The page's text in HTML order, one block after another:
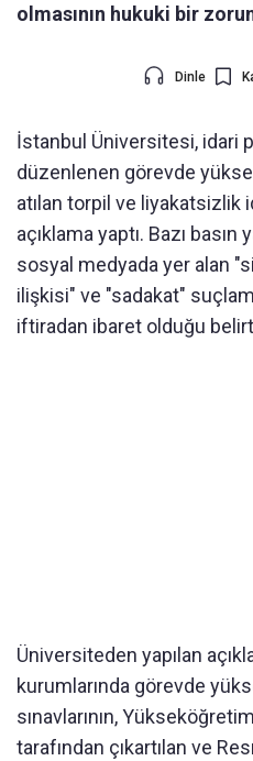
olmasının hukuki bir
Dinle
İstanbul Üniversitesi, idari
düzenlenen görevde
atılan torpil ve liyakatsizlik
açıklama yaptı. Bazı basın
sosyal medyada yer alan
ilişkisi" ve "sadakat"
iftiradan ibaret olduğu
Üniversiteden yapılan
kurumlarında görevde
sınavlarının,
tarafından çıkartılan ve